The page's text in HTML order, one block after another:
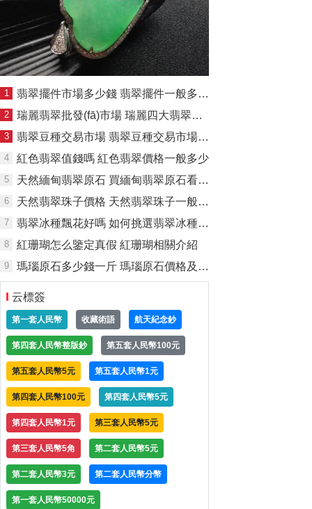
1 翡翠擺件市場多少錢 翡翠擺件一般多少錢
2 瑞麗翡翠批發(fā)市場 瑞麗四大翡翠批發(fā)市場
3 翡翠豆種交易市場 翡翠豆種交易市場價格多少錢
4 紅色翡翠值錢嗎 紅色翡翠價格一般多少
5 天然緬甸翡翠原石 買緬甸翡翠原石看種還是看色
6 天然翡翠珠子價格 天然翡翠珠子一般多少錢
7 翡翠冰種飄花好嗎 如何挑選翡翠冰種飄花
8 紅珊瑚怎么鑒定真假 紅珊瑚相關介紹
9 瑪瑙原石多少錢一斤 瑪瑙原石價格及挑選
云標簽
第一套人民幣 收藏術語 航天紀念鈔
第四套人民幣整版鈔 第五套人民幣100元
第五套人民幣5元 第五套人民幣1元
第四套人民幣100元 第四套人民幣5元
第四套人民幣1元 第三套人民幣5元
第三套人民幣5角 第二套人民幣5元
第二套人民幣3元 第二套人民幣分幣
第一套人民幣50000元